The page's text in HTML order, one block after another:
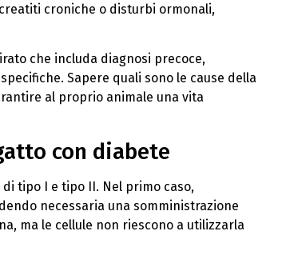
croniche o disturbi ormonali,
che includa diagnosi precoce,
Sapere quali sono le cause della
al proprio animale una vita
con diabete
tipo I e tipo II. Nel primo caso,
necessaria una somministrazione
ma le cellule non riescono a utilizzarla